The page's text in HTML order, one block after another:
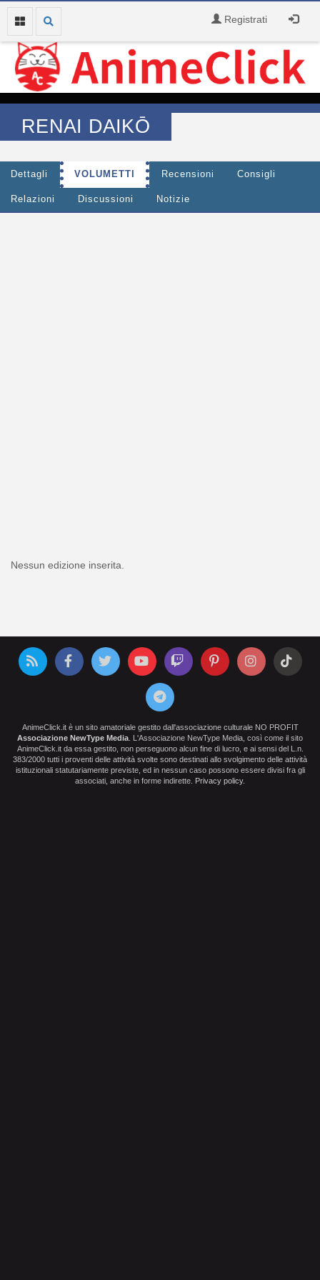
Registrati
RENAI DAIKŌ
Dettagli VOLUMETTI Recensioni Consigli
Relazioni Discussioni Notizie
Nessun edizione inserita.
AnimeClick.it è un sito amatoriale gestito dall'associazione culturale NO PROFIT
Associazione NewType Media . L'Associazione NewType Media, così come il sito
AnimeClick.it da essa gestito, non perseguono alcun fine di lucro, e ai sensi del L.n.
383/2000 tutti i proventi delle attività svolte sono destinati allo svolgimento delle attività
istituzionali statutariamente previste, ed in nessun caso possono essere divisi fra gli
associati, anche in forme indirette. Privacy policy.